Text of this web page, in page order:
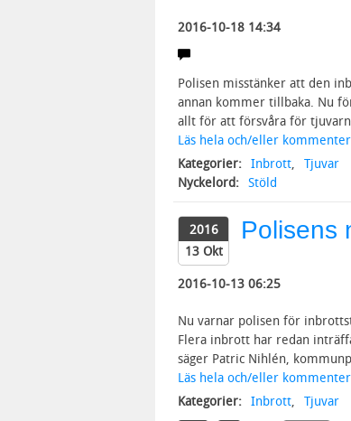
2016-10-18 14:34
Polisen misstänker att den
annan kommer tillbaka. Nu
allt för att försvåra för
Läs hela och/eller
Kategorier: Inbrott,
Tjuvar
Nyckelord: Stöld
2016
13 Okt
Polisens
2016-10-13 06:25
Nu varnar polisen för
Flera inbrott har redan
säger Patric Nihlén,
Läs hela och/eller
Kategorier: Inbrott, Tjuvar